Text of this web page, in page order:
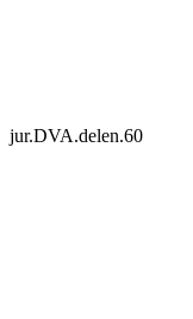
jur.DVA.delen.60